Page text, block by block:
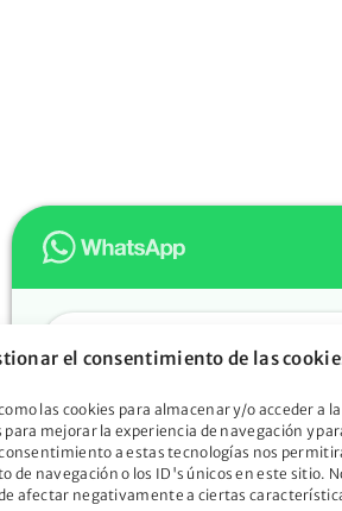
el consentimiento de las
las cookies para almacenar y/o acceder a
mejorar la experiencia de navegación y
a estas tecnologías nos
de navegación o los ID's únicos en este sitio.
afectar negativamente a ciertas
Hola
Oportunidad. ¿En qué
ayudarte?
Descubre cómo la Ley de
Oportunidad puede liberarte